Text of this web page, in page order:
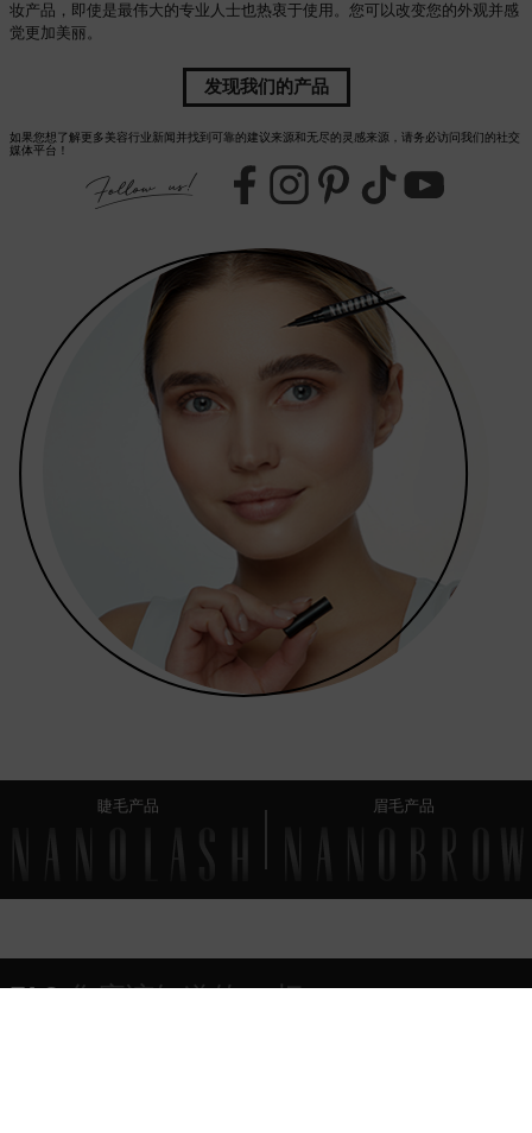
妆产品，即使是最伟大的专业人士也热衷于使用。您可以改变您的外观并感
觉更加美丽。
发现我们的产品
如果您想了解更多美容行业新闻并找到可靠的建议来源和无尽的灵感来源，请务必访问我们的社交
媒体平台！
睫毛产品 眉毛产品
FAQ您应该知道的 一切